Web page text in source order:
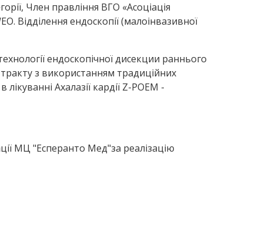
Член правління ВГО «Асоціація
Відділення ендоскопії (малоінвазивної
ендоскопічної дисекции раннього
з використанням традиційних
Ахалазії кардії Z-POEM -
МЦ "Есперанто Мед"за реалізацію